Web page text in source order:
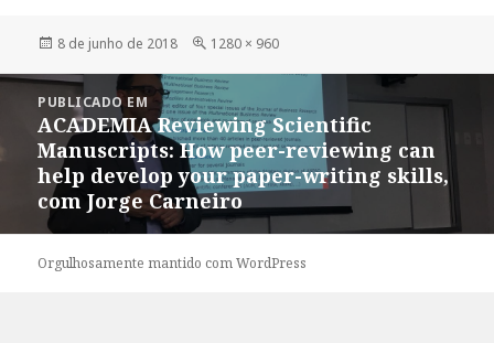
Publicado
8 de junho de 2018
Tamanho
1280 × 960
Navegação
PUBLICADO EM
ACADEMIA Reviewing Scientific
Manuscripts: How peer-reviewing can
help develop your paper-writing skills,
com Jorge Carneiro
Orgulhosamente mantido com WordPress